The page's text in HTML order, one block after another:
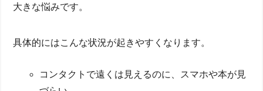
大きな悩みです。
具体的にはこんな状況が起きやすくなります。
コンタクトで遠くは見えるのに、スマホや本が見